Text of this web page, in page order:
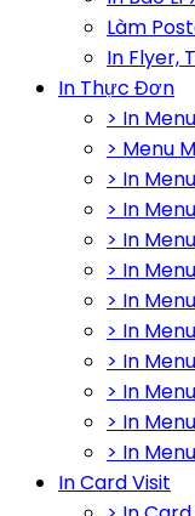
Làm
In Flyer,
In Thực Đơn
> In
> Menu
> In
> In
> In
> In
> In
> In
> In
> In
> In
> In
In Card Visit